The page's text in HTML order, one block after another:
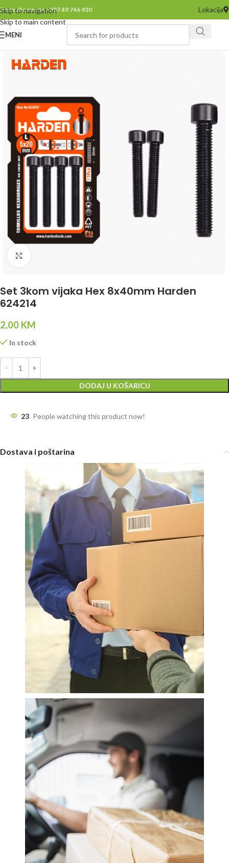
Skip to navigation
Skip to main content
Pozovite nas na +387 49 746 930 Lokacija
MENI
Set 3kom vijaka Hex 8x40mm Harden
624214
2,00 KM
In stock
DODAJ U KOŠARICU
23 People watching this product now!
Dostava i poštarina